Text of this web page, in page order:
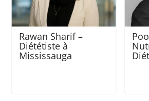
Poonam Dattani –
Nutritionniste
Diététiste à Toronto